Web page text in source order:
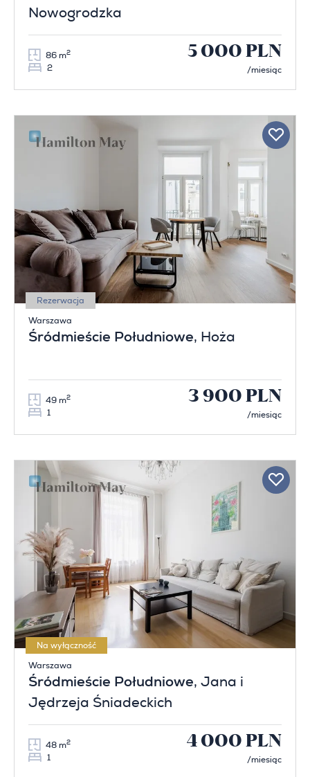
Nowogrodzka
86 m2
2
5 000 PLN
/miesiąc
Rezerwacja
Warszawa
Śródmieście Południowe, Hoża
49 m2
1
3 900 PLN
/miesiąc
Na wyłączność
Warszawa
Śródmieście Południowe, Jana i
Jędrzeja Śniadeckich
48 m2
1
4 000 PLN
/miesiąc